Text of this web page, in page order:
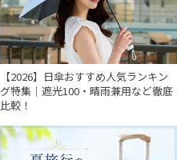
【2026】日傘おすすめ人気ランキン
グ特集｜遮光100・晴雨兼用など徹底
比較！